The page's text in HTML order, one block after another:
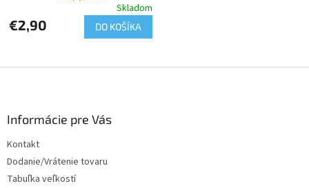
Skladom
€2,90 DO KOŠÍKA
Informácie pre Vás
Kontakt
Dodanie/Vrátenie tovaru
Tabuľka veľkostí